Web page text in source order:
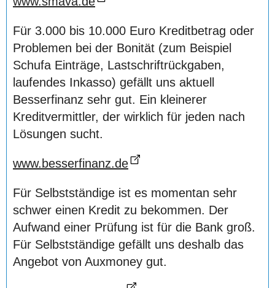
Für 3.000 bis 10.000 Euro Kreditbetrag oder
Problemen bei der Bonität (zum Beispiel
Schufa Einträge, Lastschriftrückgaben,
laufendes Inkasso) gefällt uns aktuell
Besserfinanz sehr gut. Ein kleinerer
Kreditvermittler, der wirklich für jeden nach
Lösungen sucht.
www.besserfinanz.de
Für Selbstständige ist es momentan sehr
schwer einen Kredit zu bekommen. Der
Aufwand einer Prüfung ist für die Bank groß.
Für Selbstständige gefällt uns deshalb das
Angebot von Auxmoney gut.